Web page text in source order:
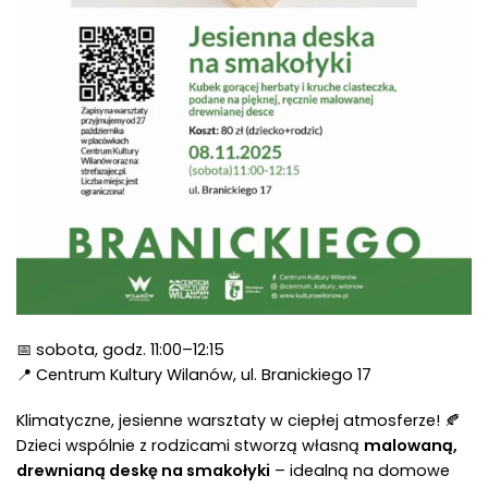
📅 sobota, godz. 11:00–12:15
📍 Centrum Kultury Wilanów, ul. Branickiego 17
Klimatyczne, jesienne warsztaty w ciepłej atmosferze! 🍂
Dzieci wspólnie z rodzicami stworzą własną malowaną,
drewnianą deskę na smakołyki – idealną na domowe